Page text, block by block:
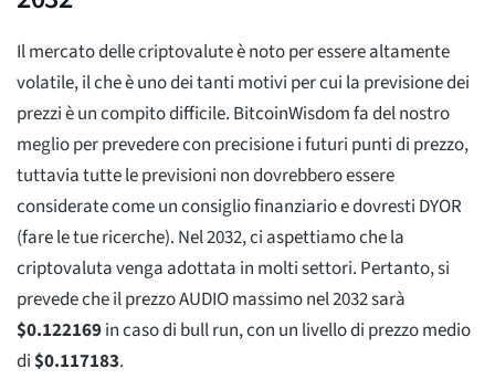
Il mercato delle criptovalute è noto per essere altamente
volatile, il che è uno dei tanti motivi per cui la previsione dei
prezzi è un compito difficile. BitcoinWisdom fa del nostro
meglio per prevedere con precisione i futuri punti di prezzo,
tuttavia tutte le previsioni non dovrebbero essere
considerate come un consiglio finanziario e dovresti DYOR
(fare le tue ricerche). Nel 2032, ci aspettiamo che la
criptovaluta venga adottata in molti settori. Pertanto, si
prevede che il prezzo AUDIO massimo nel 2032 sarà
$0.122169in caso di bull run, con un livello di prezzo medio
di$0.117183.